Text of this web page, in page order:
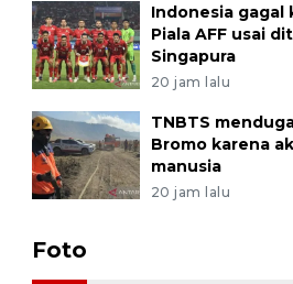
Indonesia gagal
Piala AFF usai
Singapura
20 jam lalu
TNBTS
Bromo karena
manusia
20 jam lalu
Foto